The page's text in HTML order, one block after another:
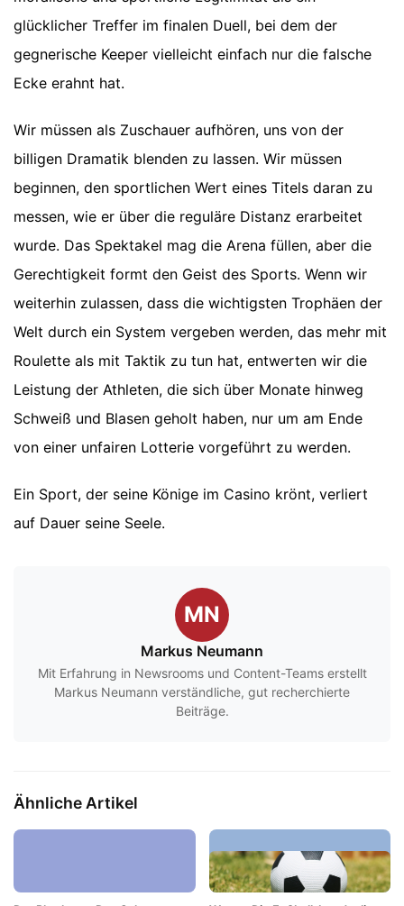
glücklicher Treffer im finalen Duell, bei dem der
gegnerische Keeper vielleicht einfach nur die falsche
Ecke erahnt hat.
Wir müssen als Zuschauer aufhören, uns von der
billigen Dramatik blenden zu lassen. Wir müssen
beginnen, den sportlichen Wert eines Titels daran zu
messen, wie er über die reguläre Distanz erarbeitet
wurde. Das Spektakel mag die Arena füllen, aber die
Gerechtigkeit formt den Geist des Sports. Wenn wir
weiterhin zulassen, dass die wichtigsten Trophäen der
Welt durch ein System vergeben werden, das mehr mit
Roulette als mit Taktik zu tun hat, entwerten wir die
Leistung der Athleten, die sich über Monate hinweg
Schweiß und Blasen geholt haben, nur um am Ende
von einer unfairen Lotterie vorgeführt zu werden.
Ein Sport, der seine Könige im Casino krönt, verliert
auf Dauer seine Seele.
MN
Markus Neumann
Mit Erfahrung in Newsrooms und Content-Teams erstellt
Markus Neumann verständliche, gut recherchierte
Beiträge.
Ähnliche Artikel